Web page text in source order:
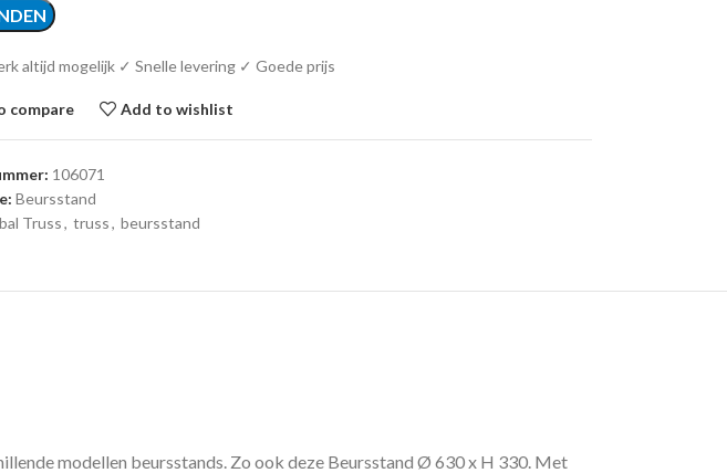
altijd mogelijk ✓ Snelle levering ✓ Goede prijs
compare Add to wishlist
106071
Beursstand
Truss, truss, beursstand
modellen beursstands. Zo ook deze Beursstand Ø 630 x H 330. Met